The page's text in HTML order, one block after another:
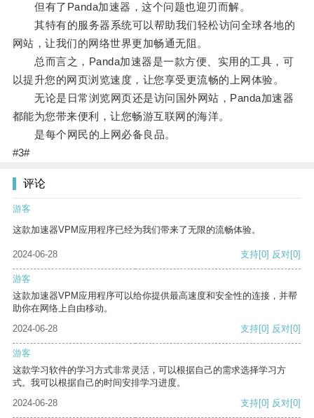
但有了Panda加速器，这个问题也迎刃而解。
其特有的服务器系统可以帮助我们轻松访问全球各地的
网站，让我们的网络世界更加畅通无阻。
总而言之，Panda加速器是一款方便、实用的工具，可
以提升您的网页浏览速度，让您享受更流畅的上网体验。
无论是日常浏览网页还是访问国外网站，Panda加速器
都能为您带来便利，让您畅游互联网的海洋。
是每个网民的上网必备良品。
#3#
评论
游客
这款加速器VPM应用程序已经为我们带来了无限的流畅体验。
2024-06-28 支持[0] 反对[0]
游客
这款加速器VPM应用程序可以给你提供最高速度和安全性的连接，并帮
助你在网络上自由移动。
2024-06-28
支持[0] 反对[0]
游客
这款学习软件的学习方式非常灵活，可以根据自己的需求选择学习方
式。我可以根据自己的时间安排学习进度。
2024-06-28
支持[0] 反对[0]